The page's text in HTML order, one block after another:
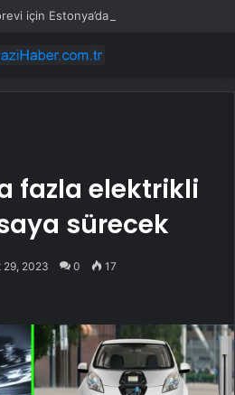
fazla elektrikli
sürecek
29, 2023 0 17